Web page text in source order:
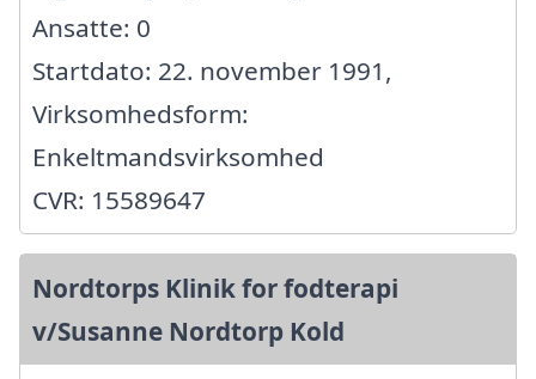
Ansatte: 0
Startdato: 22. november 1991,
Virksomhedsform:
Enkeltmandsvirksomhed
CVR: 15589647
Nordtorps Klinik for fodterapi
v/Susanne Nordtorp Kold